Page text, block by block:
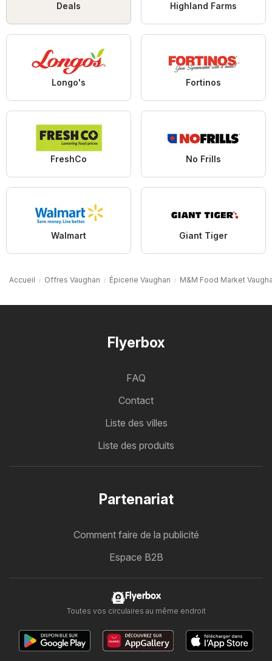
Deals Highland Farms
Longo's Fortinos
FreshCo No Frills
Walmart Giant Tiger
Accueil Offres Vaughan Épicerie Vaughan M&M Food Market
Flyerbox
FAQ
Contact
Liste des villes
Liste des produits
Partenariat
Comment faire de la publicité
Espace B2B
Flyerbox
Toutes vos circulaires au même endroit